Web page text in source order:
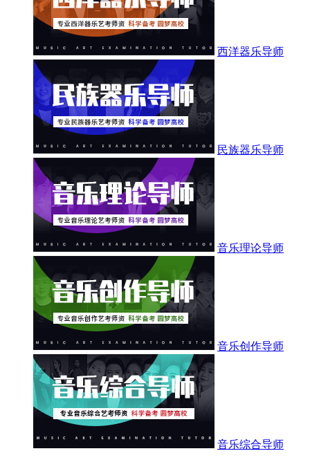
西洋器乐导师
民族器乐导师
音乐理论导师
音乐创作导师
音乐综合导师